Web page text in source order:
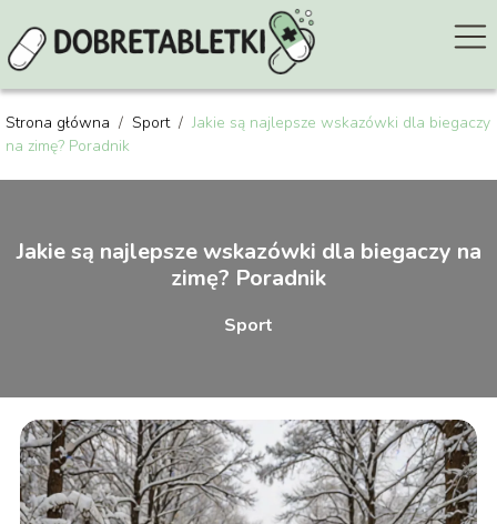
Strona główna / Sport / Jakie są najlepsze wskazówki dla biegaczy
na zimę? Poradnik
Jakie są najlepsze wskazówki dla biegaczy na
zimę? Poradnik
Sport